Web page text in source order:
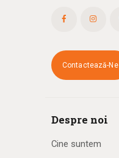
Contactează-Ne
Despre noi
Cine suntem